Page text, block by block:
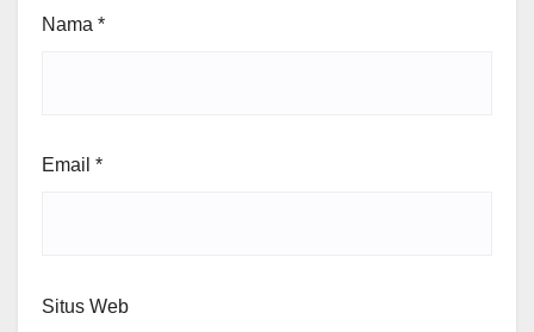
Nama *
Email *
Situs Web